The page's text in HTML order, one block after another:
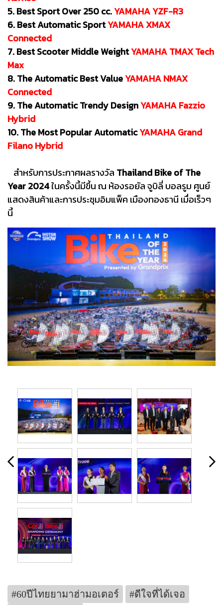
5. Best Sport Over 250 cc.YAMAHA YZF-R3
6. Best Automatic SportYAMAHA XMAX
Connected
7. Best Scooter Middle WeightYAMAHA TMAX Tech
Max
8. The Automatic Best ValueYAMAHA NMAX
Connected
9. The Automatic Trendy DesignYAMAHA Fazzio
Hybrid
10. The Most Popular AutomaticYAMAHA Grand
Filano Hybrid
สำหรับการประกาศผลรางวัล Thailand Bike of The
Year 2024ในครั้งนี้มีขึ้น ณ ห้องรอยัล จูบิลี่ บอลรูม ศูนย์
แสดงสินค้าและการประชุมอิมแพ็ค เมืองทองธานี เมื่อเร็วๆ
นี้
#60ปีไทยยามาฮ่ามอเตอร์
#ดีใจที่ได้เจอ